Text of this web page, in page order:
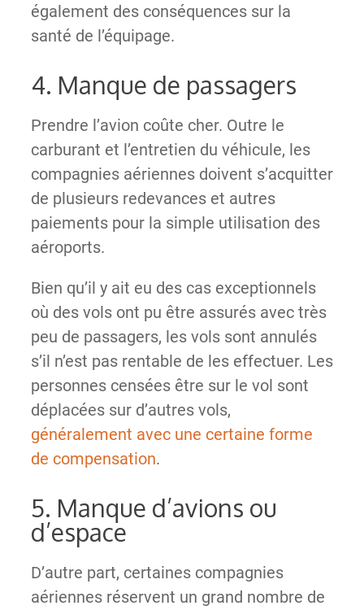
également des conséquences sur la
santé de l’équipage.
4. Manque de passagers
Prendre l’avion coûte cher. Outre le
carburant et l’entretien du véhicule, les
compagnies aériennes doivent s’acquitter
de plusieurs redevances et autres
paiements pour la simple utilisation des
aéroports.
Bien qu’il y ait eu des cas exceptionnels
où des vols ont pu être assurés avec très
peu de passagers, les vols sont annulés
s’il n’est pas rentable de les effectuer. Les
personnes censées être sur le vol sont
déplacées sur d’autres vols,
généralement avec une certaine forme
de compensation.
5. Manque d’avions ou
d’espace
D’autre part, certaines compagnies
aériennes réservent un grand nombre de